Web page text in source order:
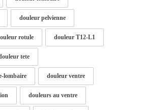
douleur pelvienne
rotule douleur T12-L1
tete
lombaire douleur ventre
douleurs au ventre